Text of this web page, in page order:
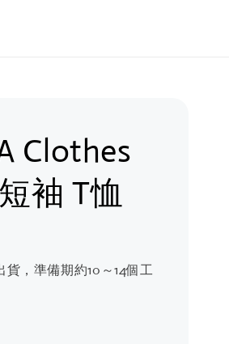
Clothes
袖 T恤
，準備期約10～14個工